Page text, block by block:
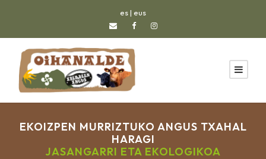
es| eus
EKOIZPEN MURRIZTUKO ANGUS TXAHAL
HARAGI
JASANGARRI ETA EKOLOGIKOA